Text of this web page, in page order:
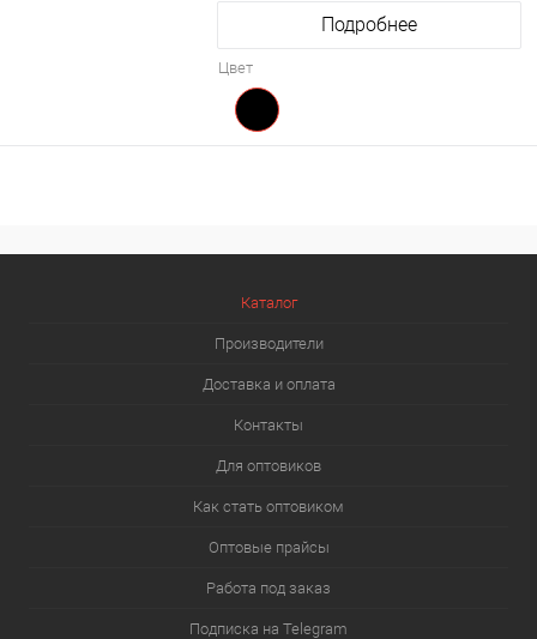
Подробнее
Цвет
Каталог
Производители
Доставка и оплата
Контакты
Для оптовиков
Как стать оптовиком
Оптовые прайсы
Работа под заказ
Подписка на Telegram